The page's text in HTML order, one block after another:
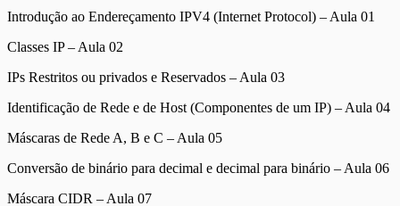
Introdução ao Endereçamento IPV4 (Internet Protocol) – Aula 01
Classes IP – Aula 02
IPs Restritos ou privados e Reservados – Aula 03
Identificação de Rede e de Host (Componentes de um IP) – Aula 04
Máscaras de Rede A, B e C – Aula 05
Conversão de binário para decimal e decimal para binário – Aula 06
Máscara CIDR – Aula 07